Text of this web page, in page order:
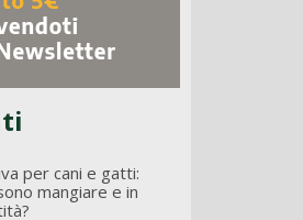
per cani e gatti:
mangiare e in